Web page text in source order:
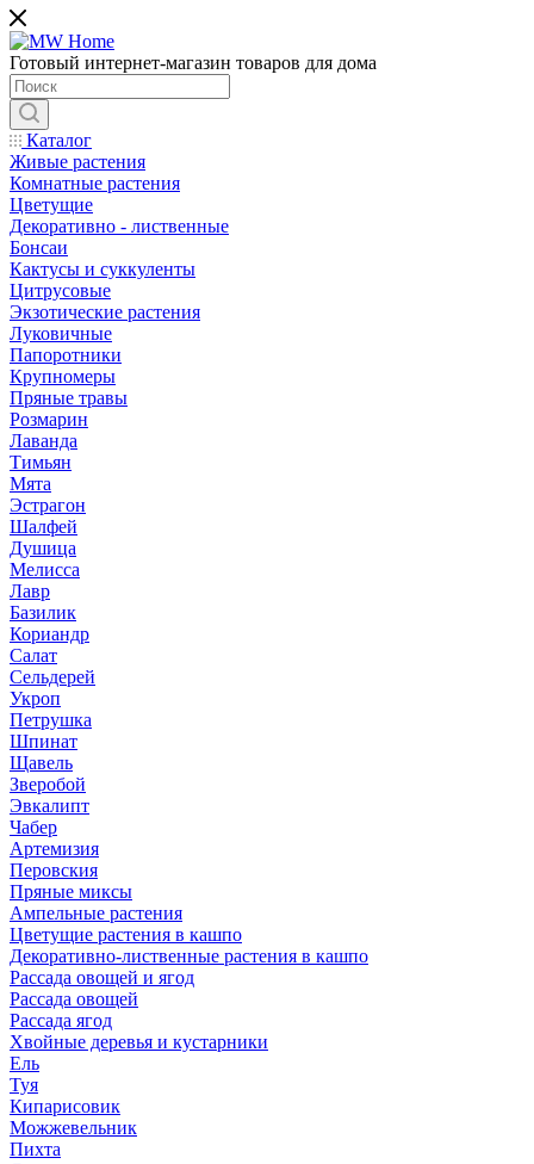
Готовый интернет-магазин товаров для дома
Каталог
Живые растения
Комнатные растения
Цветущие
Декоративно - лиственные
Бонсаи
Кактусы и суккуленты
Цитрусовые
Экзотические растения
Луковичные
Папоротники
Крупномеры
Пряные травы
Розмарин
Лаванда
Тимьян
Мята
Эстрагон
Шалфей
Душица
Мелисса
Лавр
Базилик
Кориандр
Салат
Сельдерей
Укроп
Петрушка
Шпинат
Щавель
Зверобой
Эвкалипт
Чабер
Артемизия
Перовския
Пряные миксы
Ампельные растения
Цветущие растения в кашпо
Декоративно-лиственные растения в кашпо
Рассада овощей и ягод
Рассада овощей
Рассада ягод
Хвойные деревья и кустарники
Ель
Туя
Кипарисовик
Можжевельник
Пихта